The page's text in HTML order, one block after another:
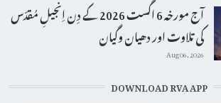
آج مورخہ 6 اگست 2026 کے دِن اِنجیلِ مُقدّس
کی تلاوت اور دھیان وگیان
Aug 06, 2026
DOWNLOAD RVA APP